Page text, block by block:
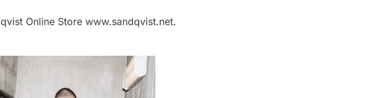
Online Store www.sandqvist.net.